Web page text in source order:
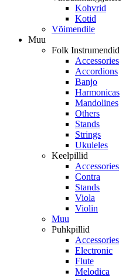
Kohvrid
Kotid
Võimendile
Muu
Folk Instrumendid
Accessories
Accordions
Banjo
Harmonicas
Mandolines
Others
Stands
Strings
Ukuleles
Keelpillid
Accessories
Contra
Stands
Viola
Violin
Muu
Puhkpillid
Accessories
Electronic
Flute
Melodica